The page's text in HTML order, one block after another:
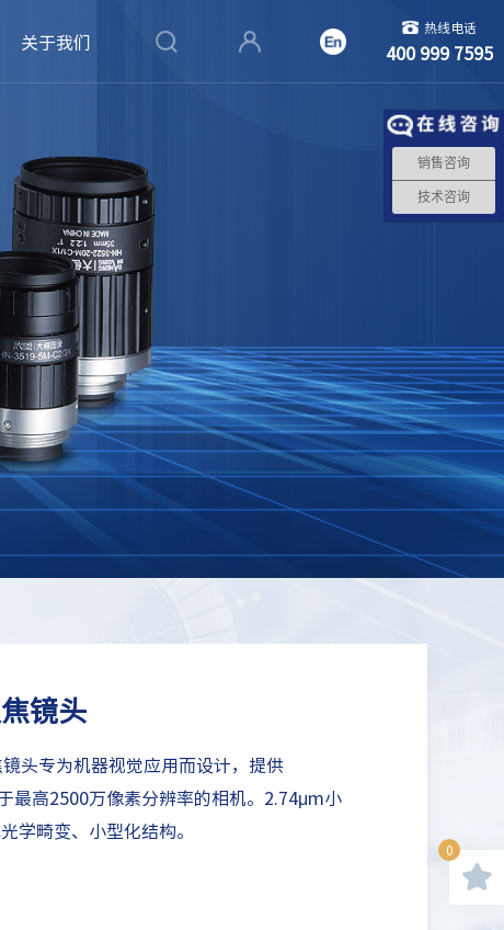
关于我们
热线电话
400 999 7595
镜头
头专为机器视觉应用而设计，提供
最高2500万像素分辨率的相机。2.74μm小
学畸变、小型化结构。
0
销售咨询
技术咨询